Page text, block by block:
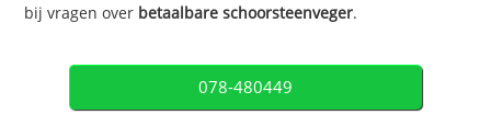
bij vragen over betaalbare schoorsteenveger.
078-480449